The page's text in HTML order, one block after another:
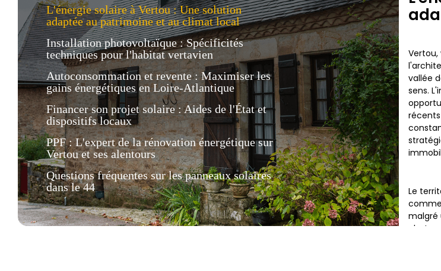
L'énergie solaire à Vertou : Une solution
adaptée au patrimoine et au climat local
Installation photovoltaïque : Spécificités
techniques pour l'habitat vertavien
Autoconsommation et revente : Maximiser les
gains énergétiques en Loire-Atlantique
Financer son projet solaire : Aides de l'État et
dispositifs locaux
PPF : L'expert de la rénovation énergétique sur
Vertou et ses alentours
Questions fréquentes sur les panneaux solaires
dans le 44
vallée
sens.
Le
malgré